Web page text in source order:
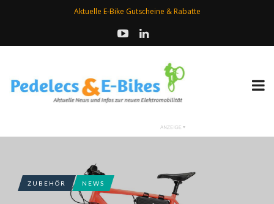
Aktuelle E-Bike Gutscheine & Rabatte
ZUBEHÖR NEWS